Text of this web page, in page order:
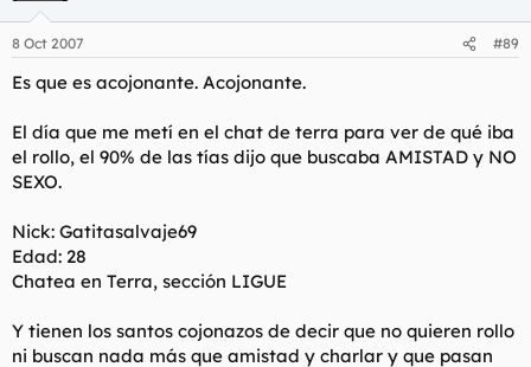
8 Oct 2007 #89
Es que es acojonante. Acojonante.
El día que me metí en el chat de terra para ver de qué iba
el rollo, el 90% de las tías dijo que buscaba AMISTAD y NO
SEXO.
Nick: Gatitasalvaje69
Edad: 28
Chatea en Terra, sección LIGUE
Y tienen los santos cojonazos de decir que no quieren rollo
ni buscan nada más que amistad y charlar y que pasan